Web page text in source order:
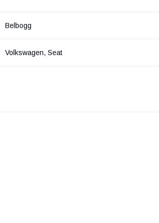
Belbogg
Volkswagen, Seat